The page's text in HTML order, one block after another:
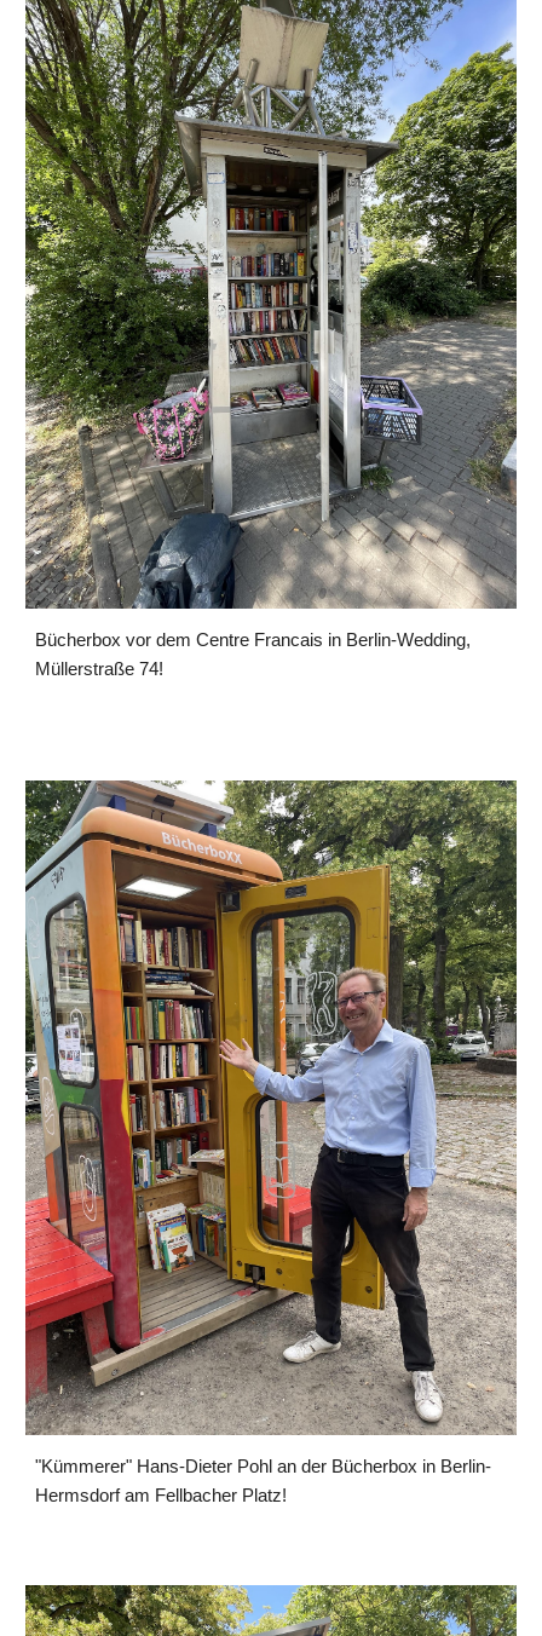
Bücherbox vor dem Centre Francais in Berlin-Wedding,
Müllerstraße 74!
"Kümmerer" Hans-Dieter Pohl an der Bücherbox in Berlin-
Hermsdorf am Fellbacher Platz!